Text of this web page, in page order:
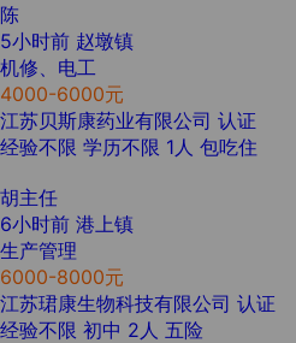
陈
5小时前 赵墩镇
机修、电工
4000-6000元
江苏贝斯康药业有限公司 认证
经验不限 学历不限 1人 包吃住
胡主任
6小时前 港上镇
生产管理
6000-8000元
江苏珺康生物科技有限公司 认证
经验不限 初中 2人 五险